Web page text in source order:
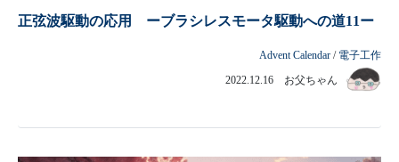
正弦波駆動の応用 ーブラシレスモータ駆動への道11ー
Advent Calendar / 電子工作
2022.12.16 お父ちゃん